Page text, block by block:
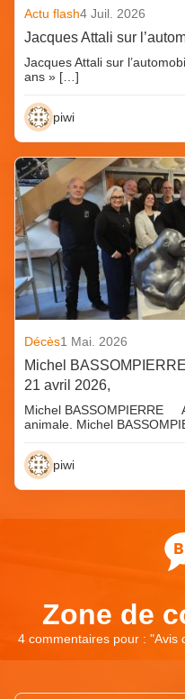
Actu flash4 Juil. 2026
Jacques Attali sur
Jacques Attali sur
ans » […]
piwi
Décès1 Mai. 2026
Michel
21 avril 2026,
Michel BASSOMPIERRE
animale. Michel
piwi
Zone de
4 commentaires pour : "Avis